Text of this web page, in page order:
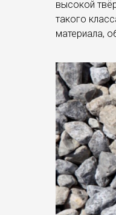
высокой
такого
материала,